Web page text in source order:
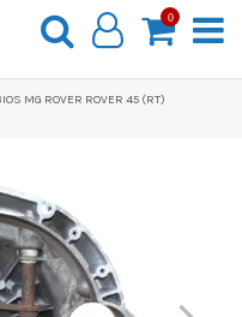
0
MG ROVER ROVER 45 (RT)